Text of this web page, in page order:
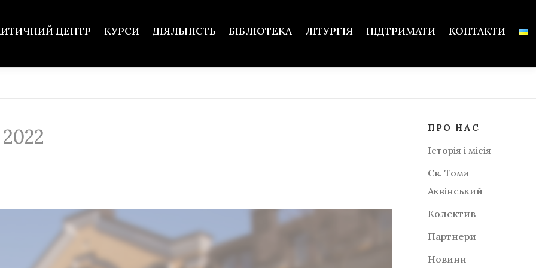
ЦЕНТР КУРСИ ДІЯЛЬНІСТЬ БІБЛІОТЕКА ЛІТУРГІЯ ПІДТРИМАТИ КОНТАКТИ
ПРО НАС
Історія і місія
Св. Тома
Аквінський
Колектив
Партнери
Новини